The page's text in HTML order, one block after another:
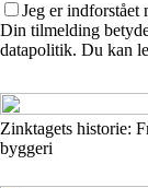
Jeg er indforstået
Din tilmelding
datapolitik. Du kan
Zinktagets historie:
byggeri